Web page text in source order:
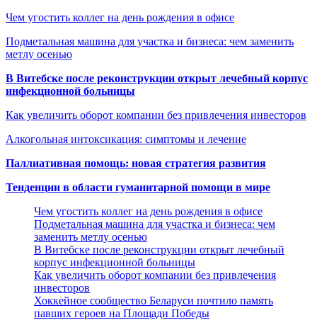
Чем угостить коллег на день рождения в офисе
Подметальная машина для участка и бизнеса: чем заменить
метлу осенью
В Витебске после реконструкции открыт лечебный корпус
инфекционной больницы
Как увеличить оборот компании без привлечения инвесторов
Алкогольная интоксикация: симптомы и лечение
Паллиативная помощь: новая стратегия развития
Тенденции в области гуманитарной помощи в мире
Чем угостить коллег на день рождения в офисе
Подметальная машина для участка и бизнеса: чем
заменить метлу осенью
В Витебске после реконструкции открыт лечебный
корпус инфекционной больницы
Как увеличить оборот компании без привлечения
инвесторов
Хоккейное сообщество Беларуси почтило память
павших героев на Площади Победы